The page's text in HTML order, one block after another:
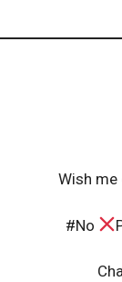
Wish me
#No